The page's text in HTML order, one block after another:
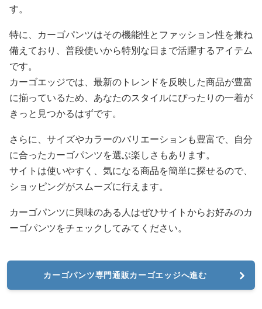
す。
特に、カーゴパンツはその機能性とファッション性を兼ね
備えており、普段使いから特別な日まで活躍するアイテム
です。
カーゴエッジでは、最新のトレンドを反映した商品が豊富
に揃っているため、あなたのスタイルにぴったりの一着が
きっと見つかるはずです。
さらに、サイズやカラーのバリエーションも豊富で、自分
に合ったカーゴパンツを選ぶ楽しさもあります。
サイトは使いやすく、気になる商品を簡単に探せるので、
ショッピングがスムーズに行えます。
カーゴパンツに興味のある人はぜひサイトからお好みのカ
ーゴパンツをチェックしてみてください。
カーゴパンツ専門通販カーゴエッジへ進む